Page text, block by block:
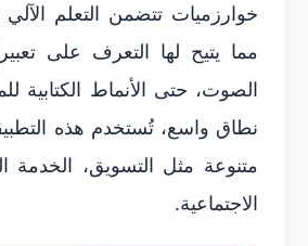
خوارزميات تتضمن التعلم الآلي
مما يتيح لها التعرف على
الصوت، حتى الأنماط الكتابية
نطاق واسع، تُستخدم هذه
متنوعة مثل التسويق، الخدمة
الاجتماعية.